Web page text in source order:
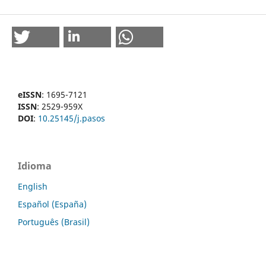
eISSN: 1695-7121
ISSN: 2529-959X
DOI: 10.25145/j.pasos
Idioma
English
Español (España)
Português (Brasil)